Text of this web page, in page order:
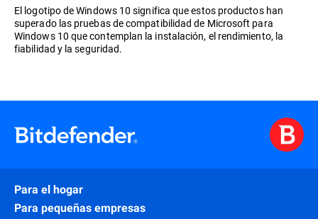
El logotipo de Windows 10 significa que estos productos han
superado las pruebas de compatibilidad de Microsoft para
Windows 10 que contemplan la instalación, el rendimiento, la
fiabilidad y la seguridad.
Para el hogar
Para pequeñas empresas